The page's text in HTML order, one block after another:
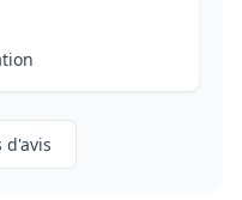
d'avis